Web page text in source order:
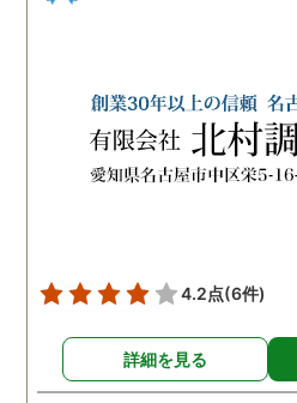
4.2点(6件)
詳細を見る